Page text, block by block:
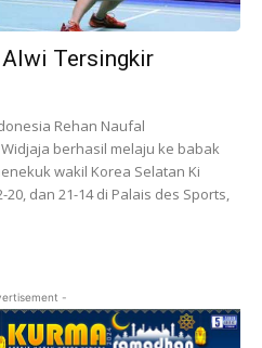
Tersingkir
Rehan Naufal
berhasil melaju ke babak
wakil Korea Selatan Ki
20, dan 21-14 di Palais des Sports,
-